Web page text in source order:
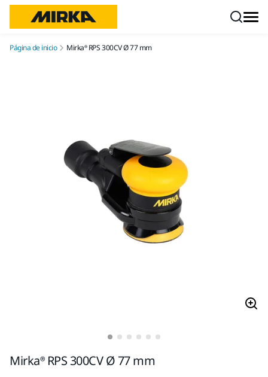
Página de inicio Mirka® RPS 300CV Ø 77 mm
Mirka® RPS 300CV Ø 77 mm